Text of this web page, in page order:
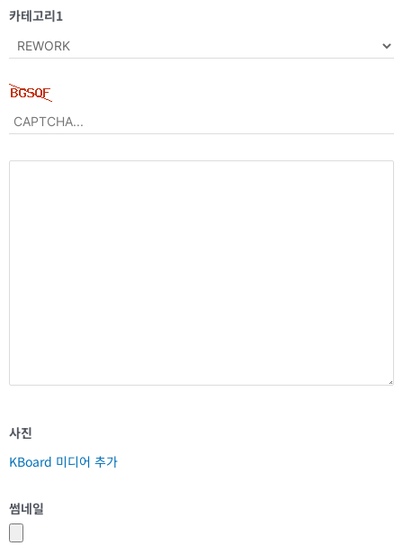
카테고리1
사진
KBoard 미디어 추가
썸네일